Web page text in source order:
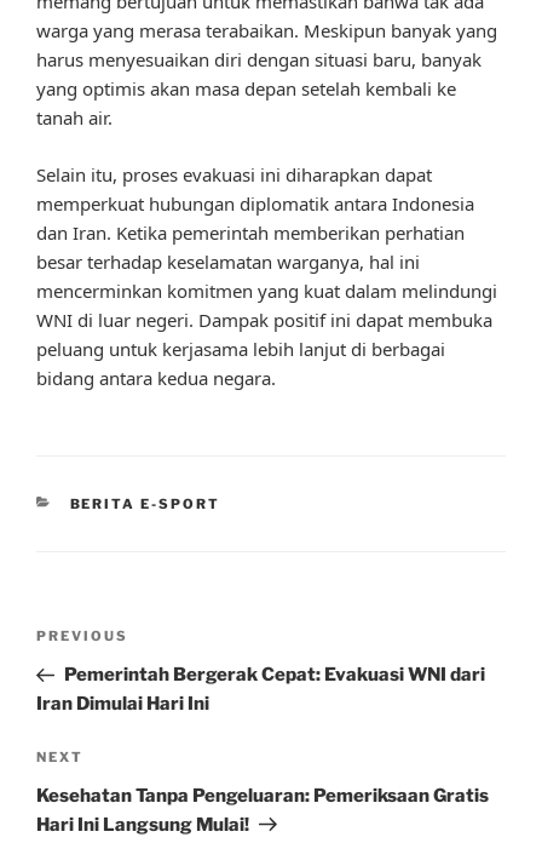
warga yang merasa terabaikan. Meskipun banyak yang
harus menyesuaikan diri dengan situasi baru, banyak
yang optimis akan masa depan setelah kembali ke
tanah air.
Selain itu, proses evakuasi ini diharapkan dapat
memperkuat hubungan diplomatik antara Indonesia
dan Iran. Ketika pemerintah memberikan perhatian
besar terhadap keselamatan warganya, hal ini
mencerminkan komitmen yang kuat dalam melindungi
WNI di luar negeri. Dampak positif ini dapat membuka
peluang untuk kerjasama lebih lanjut di berbagai
bidang antara kedua negara.
CATEGORIES
BERITA E-SPORT
Previous
Post
PREVIOUS
Pemerintah Bergerak Cepat: Evakuasi WNI dari
Iran Dimulai Hari Ini
Next
Post
NEXT
Kesehatan Tanpa Pengeluaran: Pemeriksaan Gratis
Hari Ini Langsung Mulai!